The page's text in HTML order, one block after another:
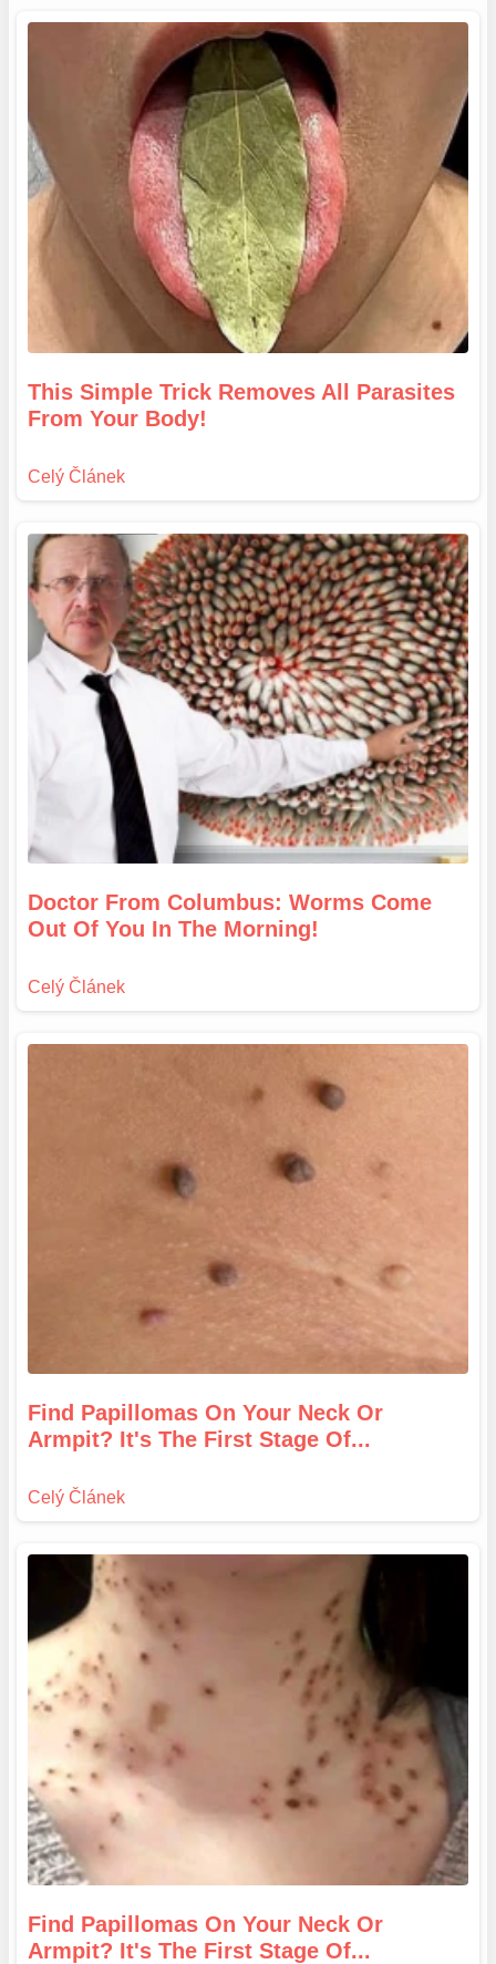
This Simple Trick Removes All Parasites
From Your Body!
Doctor From Columbus: Worms Come
Out Of You In The Morning!
Find Papillomas On Your Neck Or
Armpit? It's The First Stage Of...
Find Papillomas On Your Neck Or
Armpit? It's The First Stage Of...